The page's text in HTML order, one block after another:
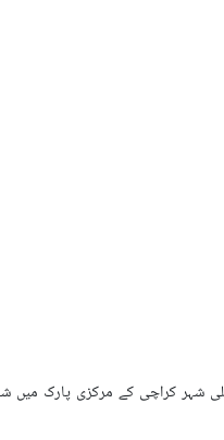
شہر کراچی کے مرکزی پارک میں